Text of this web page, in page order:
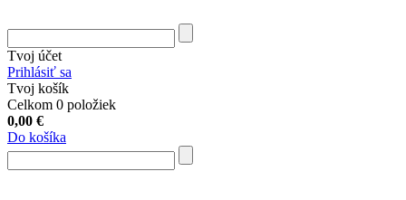
Tvoj účet
Prihlásiť sa
Tvoj košík
Celkom 0 položiek
0,00 €
Do košíka